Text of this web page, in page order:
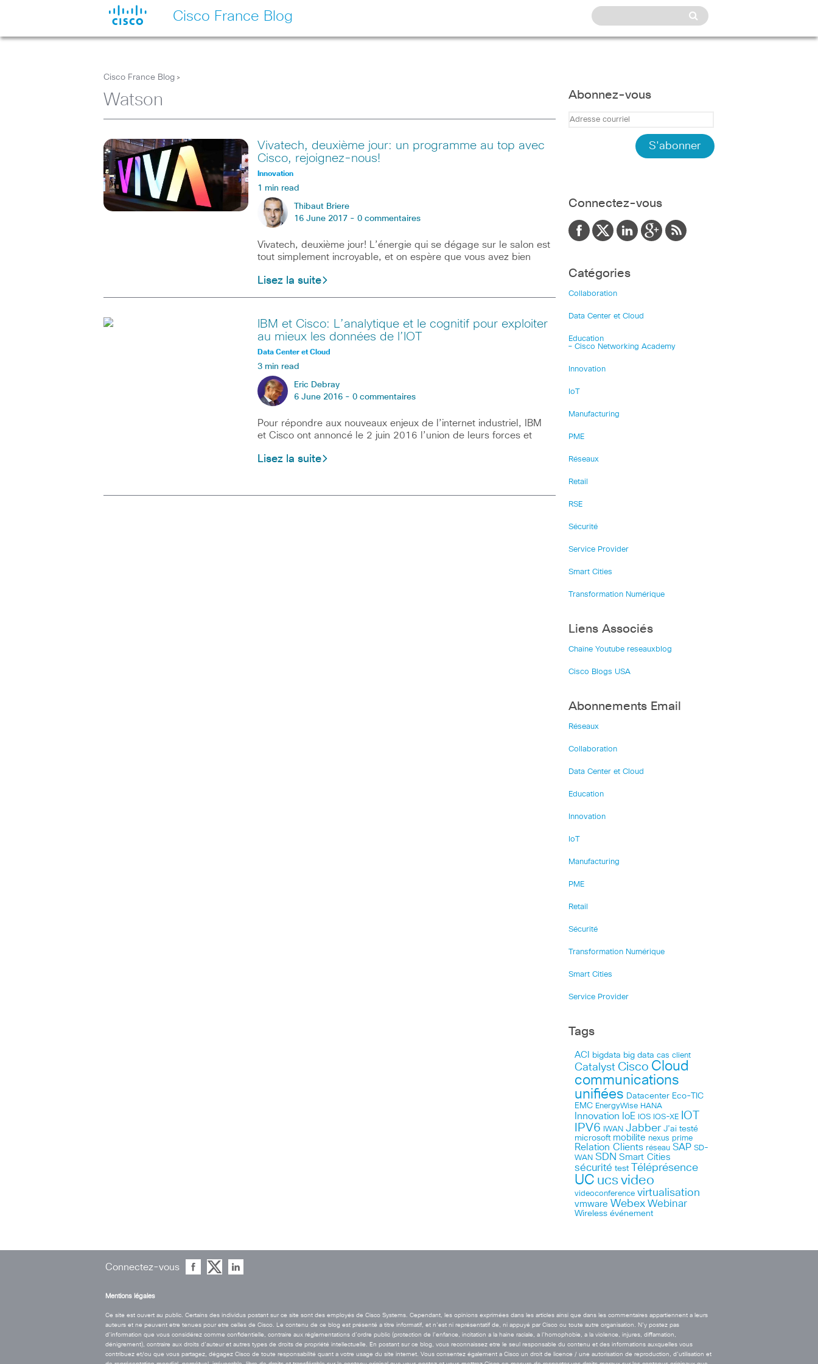
Cisco France Blog
Cisco France Blog >
Watson
Vivatech, deuxième jour: un programme au top avec
Cisco, rejoignez-nous!
Innovation
1 min read
Thibaut Briere
16 June 2017 - 0 commentaires
Vivatech, deuxième jour! L’énergie qui se dégage sur le salon est
tout simplement incroyable, et on espère que vous avez bien
Lisez la suite
IBM et Cisco: L’analytique et le cognitif pour exploiter
au mieux les données de l’IOT
Data Center et Cloud
3 min read
Eric Debray
6 June 2016 - 0 commentaires
Pour répondre aux nouveaux enjeux de l’internet industriel, IBM
et Cisco ont annoncé le 2 juin 2016 l’union de leurs forces et
Lisez la suite
Abonnez-vous
Connectez-vous
Catégories
Collaboration
Data Center et Cloud
Education
– Cisco Networking Academy
Innovation
IoT
Manufacturing
PME
Réseaux
Retail
RSE
Sécurité
Service Provider
Smart Cities
Transformation Numérique
Liens Associés
Chaîne Youtube reseauxblog
Cisco Blogs USA
Abonnements Email
Réseaux
Collaboration
Data Center et Cloud
Education
Innovation
IoT
Manufacturing
PME
Retail
Sécurité
Transformation Numérique
Smart Cities
Service Provider
Tags
ACI bigdata big data cas client
Catalyst Cisco Cloud
communications
unifiées Datacenter Eco-TIC
EMC EnergyWise HANA
Innovation IoE IOS IOS-XE IOT
IPV6 IWAN Jabber J’ai testé
microsoft mobilite nexus prime
Relation Clients réseau SAP SD-
WAN SDN Smart Cities
sécurité test Téléprésence
UC ucs video
videoconference virtualisation
vmware Webex Webinar
Wireless événement
Connectez-vous
Mentions légales
Ce site est ouvert au public. Certains des individus postant sur ce site sont des employés de Cisco Systems. Cependant, les opinions exprimées dans les articles ainsi que dans les commentaires appartiennent a leurs
auteurs et ne peuvent etre tenues pour etre celles de Cisco. Le contenu de ce blog est présenté a titre informatif, et n’est ni représentatif de, ni appuyé par Cisco ou toute autre organisation. N’y postez pas
d’information que vous considérez comme confidentielle, contraire aux réglementations d’ordre public (protection de l’enfance, incitation a la haine raciale, a l’homophobie, a la violence, injures, diffamation,
dénigrement), contraire aux droits d’auteur et autres types de droits de propriété intellectuelle. En postant sur ce blog, vous reconnaissez etre le seul responsable du contenu et des informations auxquelles vous
contribuez et/ou que vous partagez, dégagez Cisco de toute responsabilité quant a votre usage du site internet. Vous consentez également a Cisco un droit de licence / une autorisation de reproduction, d’utilisation et